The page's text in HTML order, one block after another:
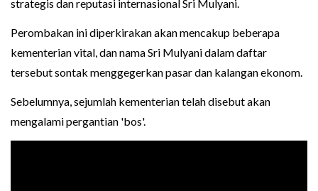
strategis dan reputasi internasional Sri Mulyani.
Perombakan ini diperkirakan akan mencakup beberapa
kementerian vital, dan nama Sri Mulyani dalam daftar
tersebut sontak menggegerkan pasar dan kalangan ekonom.
Sebelumnya, sejumlah kementerian telah disebut akan
mengalami pergantian 'bos'.